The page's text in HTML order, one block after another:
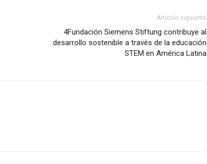
Artículo siguiente
4Fundación Siemens Stiftung contribuye al
desarrollo sostenible a través de la educación
STEM en América Latina